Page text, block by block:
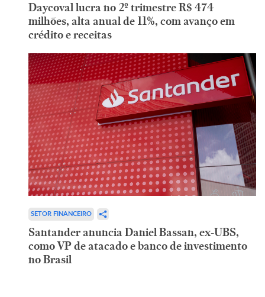
Daycoval lucra no 2º trimestre R$ 474
milhões, alta anual de 11%, com avanço em
crédito e receitas
SETOR FINANCEIRO
Santander anuncia Daniel Bassan, ex-UBS,
como VP de atacado e banco de investimento
no Brasil